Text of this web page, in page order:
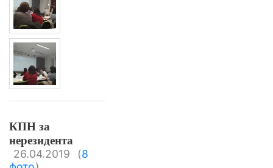
КПН за
нерезидента
26.04.2019
(8